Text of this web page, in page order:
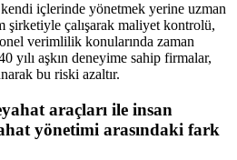
içlerinde yönetmek yerine uzman
şirketiyle çalışarak maliyet kontrolü,
verimlilik konularında zaman
yılı aşkın deneyime sahip firmalar,
bu riski azaltır.
araçları ile insan
yönetimi arasındaki fark